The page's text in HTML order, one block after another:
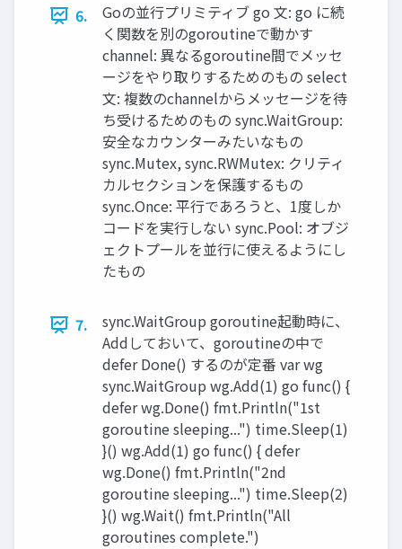
6.
Goの並行プリミティブ go 文: go に続
く関数を別のgoroutineで動かす
channel: 異なるgoroutine間でメッセ
ージをやり取りするためのもの select
文: 複数のchannelからメッセージを待
ち受けるためのもの sync.WaitGroup:
安全なカウンターみたいなもの
sync.Mutex, sync.RWMutex: クリティ
カルセクションを保護するもの
sync.Once: 平行であろうと、1度しか
コードを実行しない sync.Pool: オブジ
ェクトプールを並行に使えるようにし
たもの
7.
sync.WaitGroup goroutine起動時に、
Addしておいて、goroutineの中で
defer Done() するのが定番 var wg
sync.WaitGroup wg.Add(1) go func() {
defer wg.Done() fmt.Println("1st
goroutine sleeping...") time.Sleep(1)
}() wg.Add(1) go func() { defer
wg.Done() fmt.Println("2nd
goroutine sleeping...") time.Sleep(2)
}() wg.Wait() fmt.Println("All
goroutines complete.")